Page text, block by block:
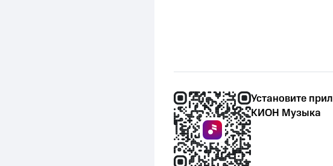
Установите
КИОН Музыка